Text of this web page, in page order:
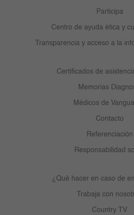
Participa
Centro de ayuda ética y
Transparencia y acceso a la
Certificados de
Memorias
Médicos de
Contacto
Referenciación
Responsabilidad
¿Qué hacer en caso de
Trabaja con
Country TV